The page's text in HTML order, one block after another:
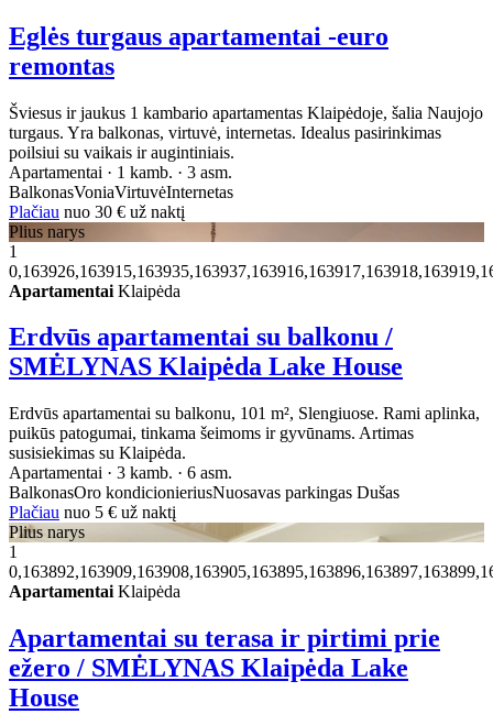
Eglės turgaus apartamentai -euro
remontas
Šviesus ir jaukus 1 kambario apartamentas Klaipėdoje, šalia Naujojo
turgaus. Yra balkonas, virtuvė, internetas. Idealus pasirinkimas
poilsiui su vaikais ir augintiniais.
Apartamentai · 1 kamb. · 3 asm.
BalkonasVoniaVirtuvėInternetas
Plačiau nuo 30 € už naktį
Plius narys
1
Apartamentai Klaipėda
Erdvūs apartamentai su balkonu /
SMĖLYNAS Klaipėda Lake House
Erdvūs apartamentai su balkonu, 101 m², Slengiuose. Rami aplinka,
puikūs patogumai, tinkama šeimoms ir gyvūnams. Artimas
susisiekimas su Klaipėda.
Apartamentai · 3 kamb. · 6 asm.
BalkonasOro kondicionieriusNuosavas parkingas Dušas
Plačiau nuo 5 € už naktį
Plius narys
1
Apartamentai Klaipėda
Apartamentai su terasa ir pirtimi prie
ežero / SMĖLYNAS Klaipėda Lake
House